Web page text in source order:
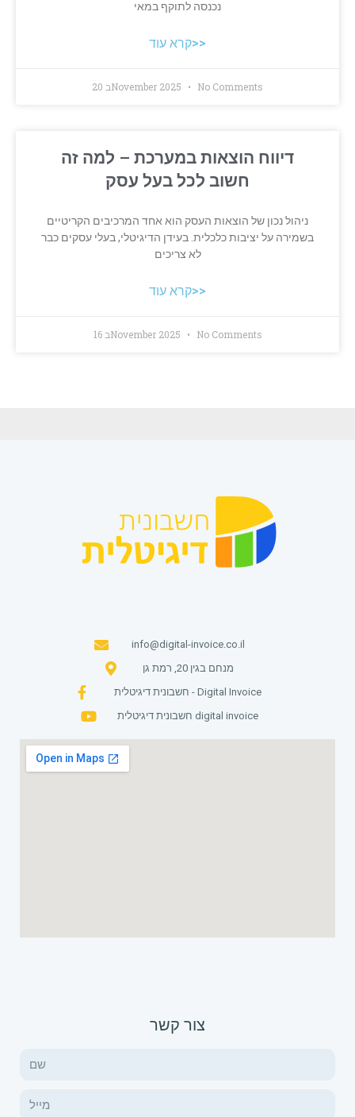
נכנסה לתוקף במאי
קרא עוד>>
20 בNovember 2025 No Comments
דיווח הוצאות במערכת – למה זה
חשוב לכל בעל עסק
ניהול נכון של הוצאות העסק הוא אחד המרכיבים הקריטיים
בשמירה על יציבות כלכלית. בעידן הדיגיטלי, בעלי עסקים כבר
לא צריכים
קרא עוד>>
16 בNovember 2025 No Comments
צור קשר
info@digital-invoice.co.il
מנחם בגין 20, רמת גן
חשבונית דיגיטלית - Digital Invoice
חשבונית דיגיטלית digital invoice